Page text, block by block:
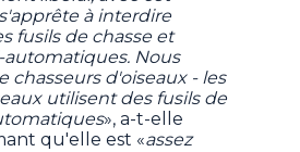
à interdire
fusils de chasse et
automatiques. Nous
chasseurs d'oiseaux - les
utilisent des fusils de
», a-t-elle
qu'elle est «assez